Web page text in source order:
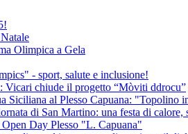
Olimpica a Gela
- sport, salute e inclusione!
Vicari chiude il progetto “Mòviti ddrocu”
Siciliana al Plesso Capuana: "Topolino
di San Martino: una festa di
Day Plesso "L. Capuana"